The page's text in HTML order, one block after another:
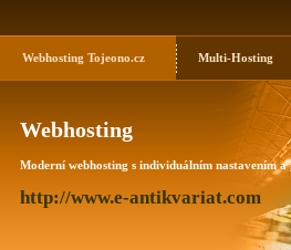
Webhosting Tojeono.cz Multi-Hosting
Webhosting
Moderní webhosting s individuálním nastavením a
http://www.e-antikvariat.com